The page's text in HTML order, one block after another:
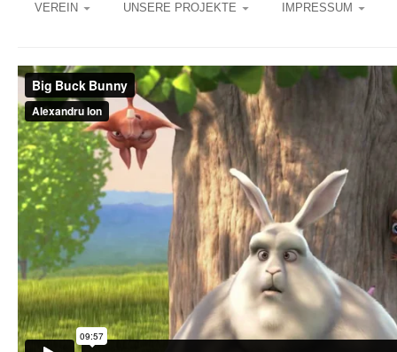
VEREIN UNSERE PROJEKTE IMPRESSUM